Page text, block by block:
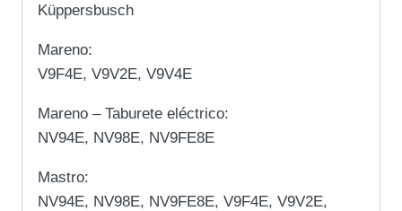
Küppersbusch
Mareno:
V9F4E, V9V2E, V9V4E
Mareno – Taburete eléctrico:
NV94E, NV98E, NV9FE8E
Mastro:
NV94E, NV98E, NV9FE8E, V9F4E, V9V2E,